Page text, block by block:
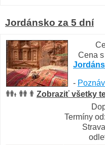
Jordánsko za 5 dní
Cena
-
Zobraziť všetky
Termíny